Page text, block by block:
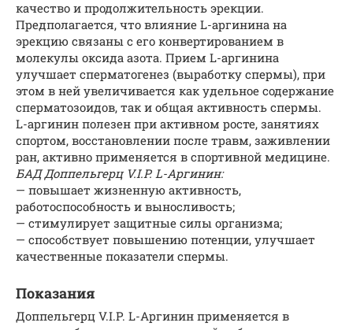
качество и продолжительность эрекции.
Предполагается, что влияние L-аргинина на
эрекцию связаны с его конвертированием в
молекулы оксида азота. Прием L-аргинина
улучшает сперматогенез (выработку спермы), при
этом в ней увеличивается как удельное содержание
сперматозоидов, так и общая активность спермы.
L-аргинин полезен при активном росте, занятиях
спортом, восстановлении после травм, заживлении
ран, активно применяется в спортивной медицине.
БАД Доппельгерц V.I.P. L-Аргинин:
— повышает жизненную активность,
работоспособность и выносливость;
— стимулирует защитные силы организма;
— способствует повышению потенции, улучшает
качественные показатели спермы.
Показания
Доппельгерц V.I.P. L-Аргинин применяется в